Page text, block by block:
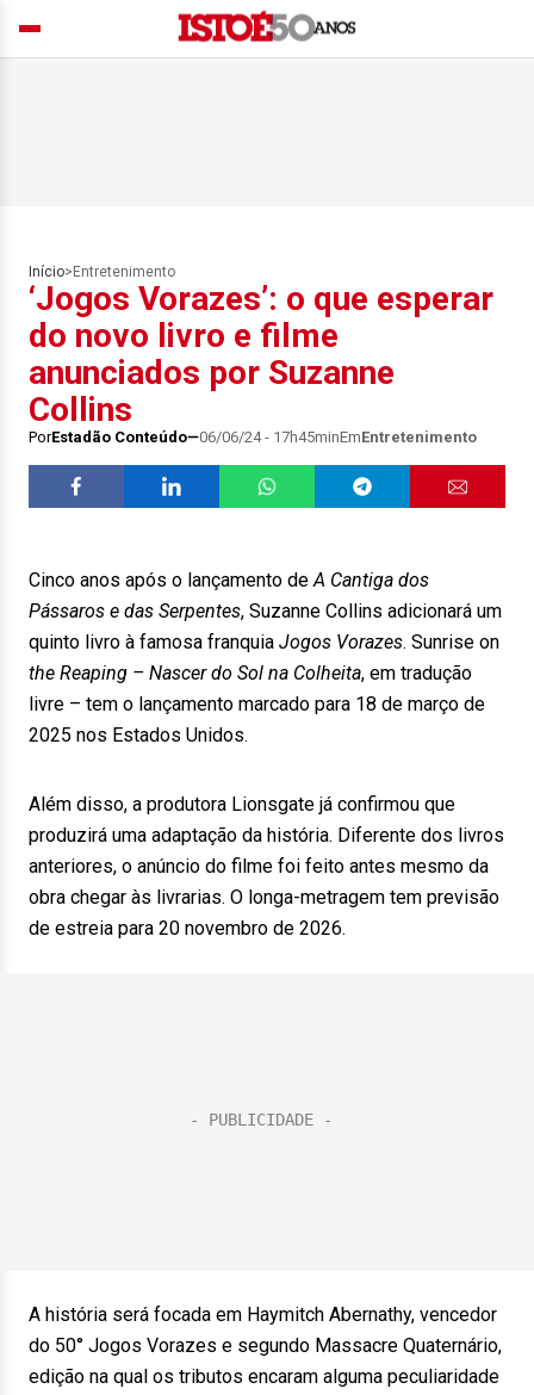
Início> Entretenimento
‘Jogos Vorazes’: o que esperar
do novo livro e filme
anunciados por Suzanne
Collins
PorEstadão Conteúdo 06/06/24 - 17h45minEmEntretenimento
Cinco anos após o lançamento deA Cantiga dos
Pássaros e das Serpentes, Suzanne Collins adicionará um
quinto livro à famosa franquia Jogos Vorazes. Sunrise on
the Reaping – Nascer do Sol na Colheita, em tradução
livre – tem o lançamento marcado para 18 de março de
2025 nos Estados Unidos.
Além disso, a produtora Lionsgate já confirmou que
produzirá uma adaptação da história. Diferente dos livros
anteriores, o anúncio do filme foi feito antes mesmo da
obra chegar às livrarias. O longa-metragem tem previsão
de estreia para 20 novembro de 2026.
A história será focada em Haymitch Abernathy, vencedor
do 50° Jogos Vorazes e segundo Massacre Quaternário,
edição na qual os tributos encaram alguma peculiaridade